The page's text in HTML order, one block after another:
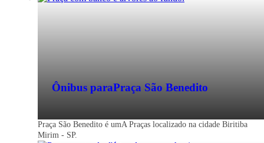
Ônibus paraPraça São Benedito
Praça São Benedito é umA Praças localizado na cidade Biritiba
Mirim - SP.